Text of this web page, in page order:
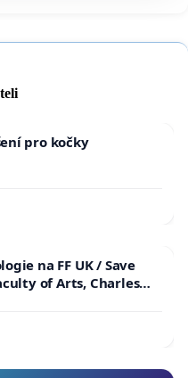
pro kočky
na FF UK / Save
of Arts, Charles